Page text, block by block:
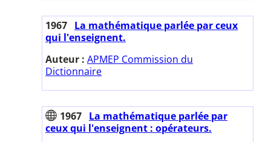
1967 La mathématique parlée par ceux
qui l'enseignent.
Auteur : APMEP Commission du
Dictionnaire
1967 La mathématique parlée par
ceux qui l'enseignent : opérateurs.